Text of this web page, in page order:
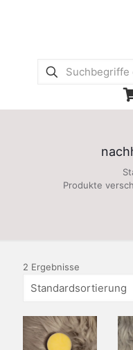
Produkte
2 Ergebnisse